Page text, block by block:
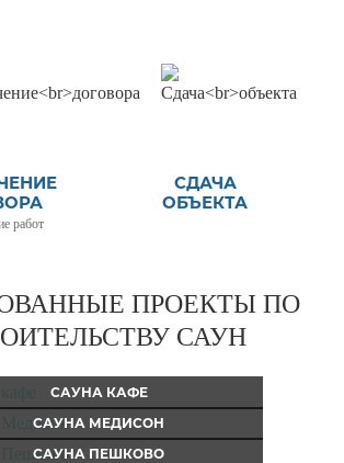
работ
СДАЧА
ОБЪЕКТА
ПРОЕКТЫ ПО
САУН
САУНА КАФЕ
САУНА МЕДИСОН
САУНА ПЕШКОВО